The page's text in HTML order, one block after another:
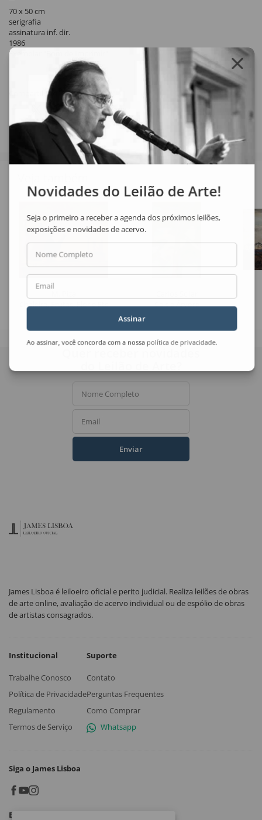
70 x 50 cm
serigrafia
assinatura inf. dir.
1986
Exemplar "Bom de Imprimir"
Compartilhar
Chaleira, Frutas, Flor e Etc
Cais e Árvore
Novidades do Leilão de Arte!
Seja o primeiro a receber a agenda dos próximos leilões,
exposições e novidades de acervo.
Nome Completo
Email
Assinar
Ao assinar, você concorda com a nossa política de privacidade.
Nome Completo
Email
Enviar
James Lisboa é leiloeiro oficial e perito judicial. Realiza leilões de obras
de arte online, avaliação de acervo individual ou de espólio de obras
de artistas consagrados.
Institucional
Trabalhe Conosco
Política de Privacidade
Regulamento
Termos de Serviço
Suporte
Contato
Perguntas Frequentes
Como Comprar
Whatsapp
Siga o James Lisboa
Baixe o App